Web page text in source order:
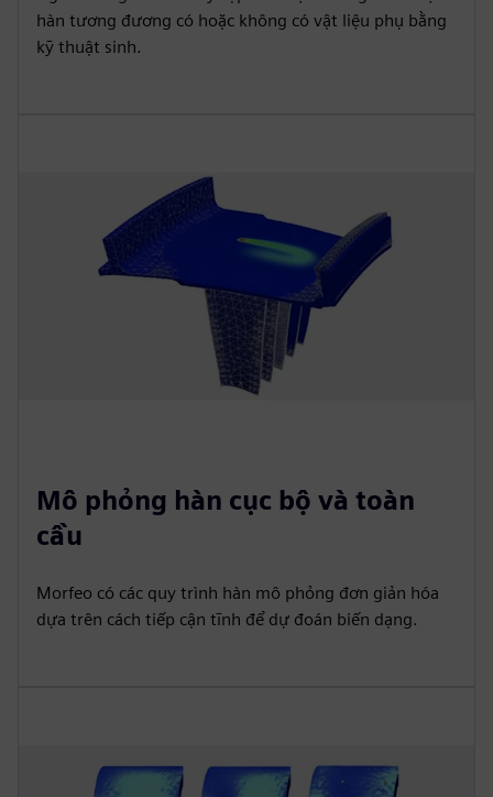
hàn tương đương có hoặc không có vật liệu phụ bằng
kỹ thuật sinh.
Mô phỏng hàn cục bộ và toàn
cầu
Morfeo có các quy trình hàn mô phỏng đơn giản hóa
dựa trên cách tiếp cận tĩnh để dự đoán biến dạng.